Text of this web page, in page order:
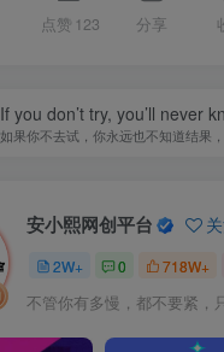
点赞 123 分享
If you don’t try, you’ll never
如果你不去试，你永远也不知道结果
安小熙网创平台
2W+ 0 718W+